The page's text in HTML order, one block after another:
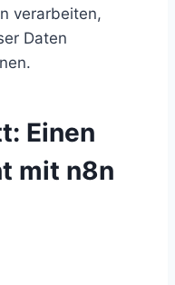
verarbeiten,
Daten
Einen
mit n8n